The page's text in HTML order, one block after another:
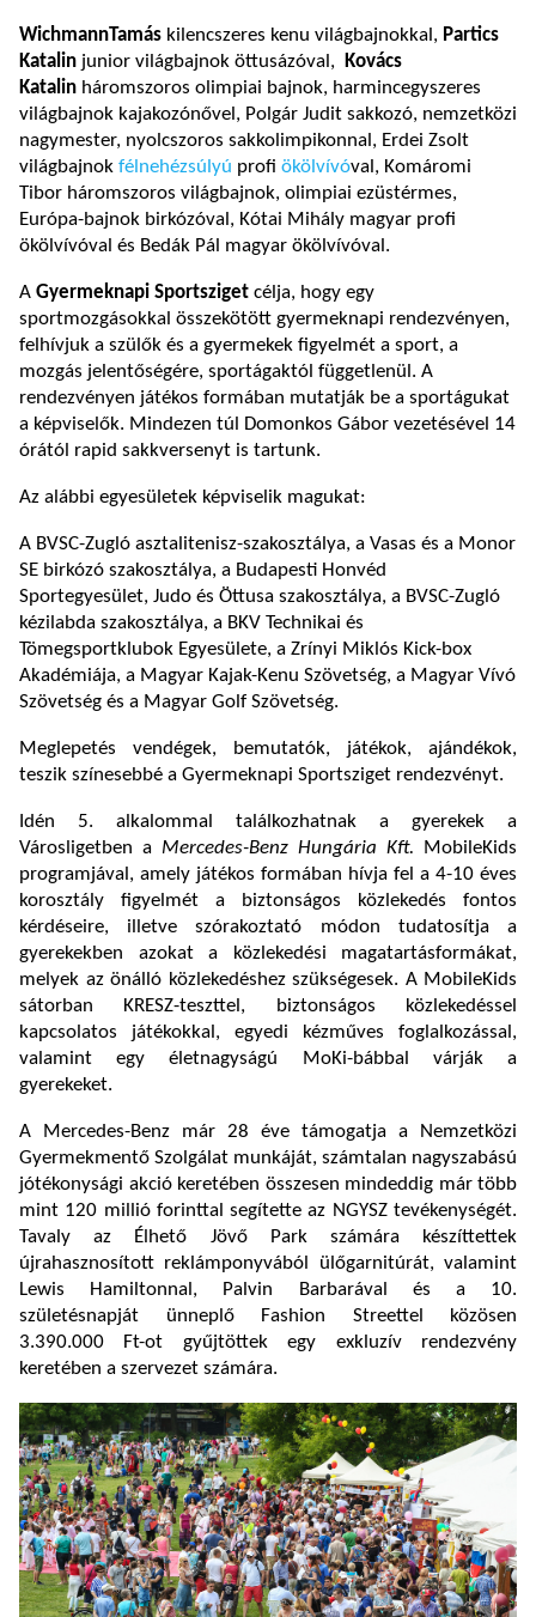
WichmannTamás kilencszeres kenu világbajnokkal, Partics
Katalin junior világbajnok öttusázóval,
Kovács
Katalin háromszoros olimpiai bajnok, harmincegyszeres
világbajnok kajakozónővel, Polgár Judit sakkozó, nemzetközi
nagymester, nyolcszoros sakkolimpikonnal, Erdei Zsolt
világbajnok félnehézsúlyú profi ökölvívóval, Komáromi
Tibor háromszoros világbajnok, olimpiai ezüstérmes,
Európa-bajnok birkózóval, Kótai Mihály magyar profi
ökölvívóval és Bedák Pál magyar ökölvívóval.
A Gyermeknapi Sportsziget célja, hogy egy
sportmozgásokkal összekötött gyermeknapi rendezvényen,
felhívjuk a szülők és a gyermekek figyelmét a sport, a
mozgás jelentőségére, sportágaktól függetlenül. A
rendezvényen játékos formában mutatják be a sportágukat
a képviselők. Mindezen túl Domonkos Gábor vezetésével 14
órától rapid sakkversenyt is tartunk.
Az alábbi egyesületek képviselik magukat:
A BVSC-Zugló asztalitenisz-szakosztálya, a Vasas és a Monor
SE birkózó szakosztálya, a Budapesti Honvéd
Sportegyesület, Judo és Öttusa szakosztálya, a BVSC-Zugló
kézilabda szakosztálya, a BKV Technikai és
Tömegsportklubok Egyesülete, a Zrínyi Miklós Kick-box
Akadémiája, a Magyar Kajak-Kenu Szövetség, a Magyar Vívó
Szövetség és a Magyar Golf Szövetség.
Meglepetés vendégek, bemutatók, játékok, ajándékok,
teszik színesebbé a Gyermeknapi Sportsziget rendezvényt.
Idén 5. alkalommal találkozhatnak a gyerekek a
Városligetben a Mercedes-Benz Hungária Kft. MobileKids
programjával, amely játékos formában hívja fel a 4-10 éves
korosztály figyelmét a biztonságos közlekedés fontos
kérdéseire, illetve szórakoztató módon tudatosítja a
gyerekekben azokat a közlekedési magatartásformákat,
melyek az önálló közlekedéshez szükségesek. A MobileKids
sátorban KRESZ-teszttel, biztonságos közlekedéssel
kapcsolatos játékokkal, egyedi kézműves foglalkozással,
valamint egy életnagyságú MoKi-bábbal várják a
gyerekeket.
A Mercedes-Benz már 28 éve támogatja a Nemzetközi
Gyermekmentő Szolgálat munkáját, számtalan nagyszabású
jótékonysági akció keretében összesen mindeddig már több
mint 120 millió forinttal segítette az NGYSZ tevékenységét.
Tavaly az Élhető Jövő Park számára készíttettek
újrahasznosított reklámponyvából ülőgarnitúrát, valamint
Lewis Hamiltonnal, Palvin Barbarával és a 10.
születésnapját ünneplő Fashion Streettel közösen
3.390.000 Ft-ot gyűjtöttek egy exkluzív rendezvény
keretében a szervezet számára.